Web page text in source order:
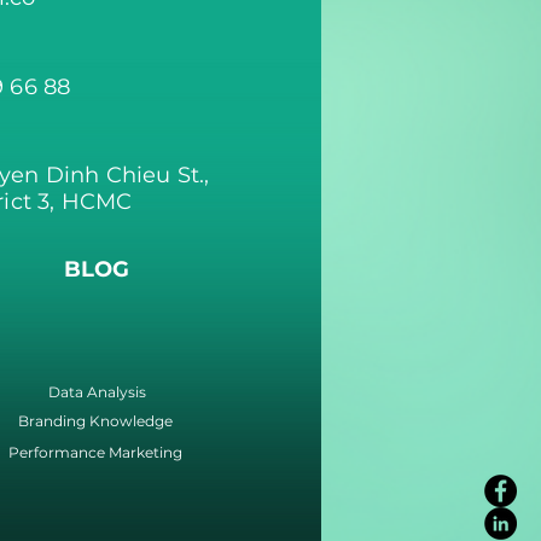
BLOG
Data Analysis
Branding Knowledge
Performance Marketing
66 88
Dinh Chieu St.,
3, HCMC